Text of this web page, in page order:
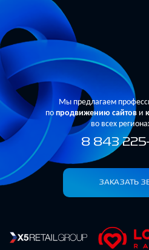
Мы предлагаем
по продвижению сайтов и
во всех
8 843
ЗАКАЗАТЬ